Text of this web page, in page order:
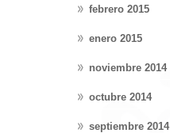
febrero 2015
enero 2015
noviembre 2014
octubre 2014
septiembre 2014